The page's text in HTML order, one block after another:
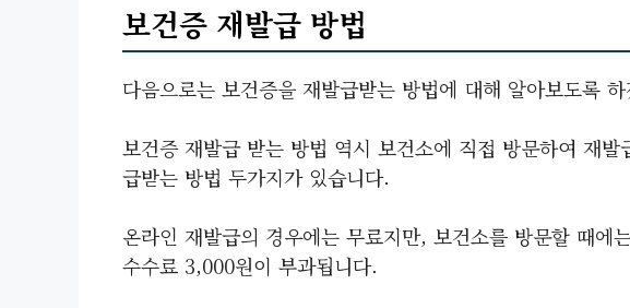
보건증 재발급 방법
다음으로는 보건증을 재발급받는 방법에 대해 알아보도록
보건증 재발급 받는 방법 역시 보건소에 직접 방문하여 재
급받는 방법 두가지가 있습니다.
온라인 재발급의 경우에는 무료지만, 보건소를 방문할 때에
수수료 3,000원이 부과됩니다.